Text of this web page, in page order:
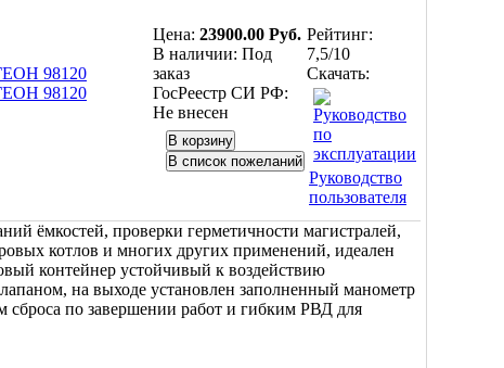
Цена: 23900.00 Руб.
В наличии: Под
заказ
ГосРеестр СИ РФ:
Не внесен
Рейтинг:
7,5/10
Скачать:
Руководство
пользователя
ёмкостей, проверки герметичности магистралей,
котлов и многих других применений, идеален
контейнер устойчивый к воздействию
на выходе установлен заполненный манометр
сброса по завершении работ и гибким РВД для